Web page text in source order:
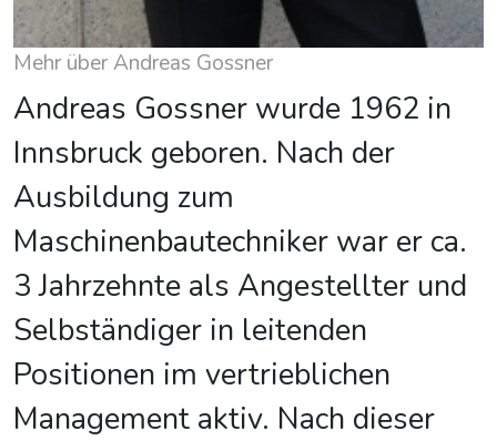
Mehr über Andreas Gossner
Andreas Gossner wurde 1962 in
Innsbruck geboren. Nach der
Ausbildung zum
Maschinenbautechniker war er ca.
3 Jahrzehnte als Angestellter und
Selbständiger in leitenden
Positionen im vertrieblichen
Management aktiv. Nach dieser